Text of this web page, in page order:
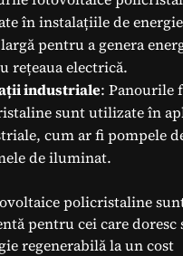
în instalațiile de
pentru a genera
rețeaua electrică.
industriale: Panourile
sunt utilizate în
cum ar fi pompele
de iluminat.
policristaline
pentru cei care doresc
regenerabilă la un cost